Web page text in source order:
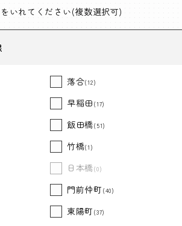
いれてください(複数選択可)
落合(12)
早稲田 (17)
飯田橋(51)
竹橋(1)
日本橋(0)
門前仲町 (40)
東陽町 (37)